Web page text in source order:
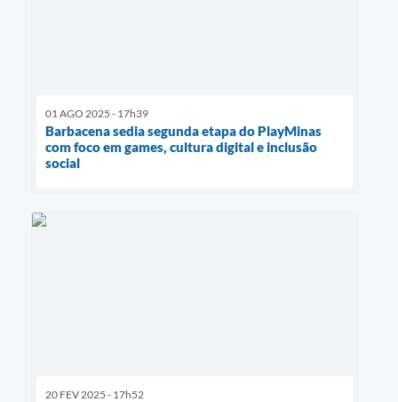
01 AGO 2025 - 17h39
Barbacena sedia segunda etapa do PlayMinas
com foco em games, cultura digital e inclusão
social
20 FEV 2025 - 17h52